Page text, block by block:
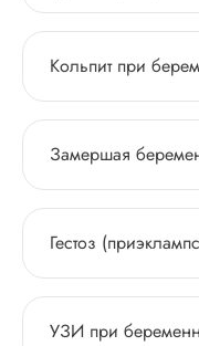
Кольпит при
Замершая
Гестоз
УЗИ при